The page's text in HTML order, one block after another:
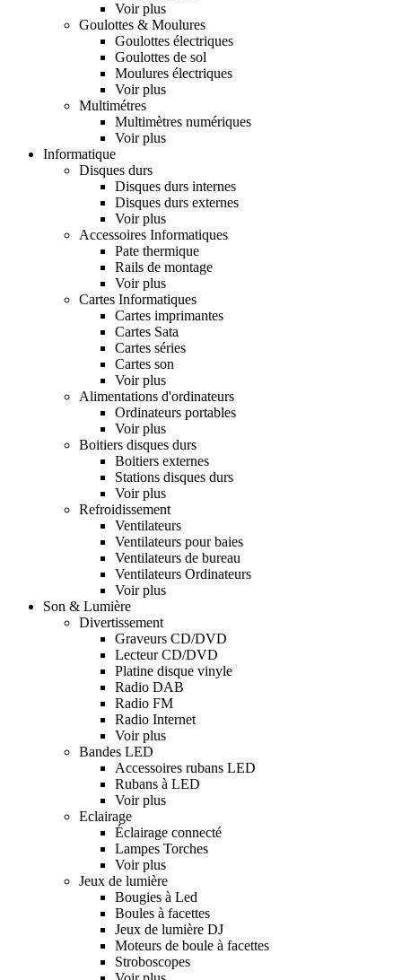
Voir plus
Goulottes & Moulures
Goulottes électriques
Goulottes de sol
Moulures électriques
Voir plus
Multimétres
Multimètres numériques
Voir plus
Informatique
Disques durs
Disques durs internes
Disques durs externes
Voir plus
Accessoires Informatiques
Pate thermique
Rails de montage
Voir plus
Cartes Informatiques
Cartes imprimantes
Cartes Sata
Cartes séries
Cartes son
Voir plus
Alimentations d'ordinateurs
Ordinateurs portables
Voir plus
Boitiers disques durs
Boitiers externes
Stations disques durs
Voir plus
Refroidissement
Ventilateurs
Ventilateurs pour baies
Ventilateurs de bureau
Ventilateurs Ordinateurs
Voir plus
Son & Lumière
Divertissement
Graveurs CD/DVD
Lecteur CD/DVD
Platine disque vinyle
Radio DAB
Radio FM
Radio Internet
Voir plus
Bandes LED
Accessoires rubans LED
Rubans à LED
Voir plus
Eclairage
Éclairage connecté
Lampes Torches
Voir plus
Jeux de lumière
Bougies à Led
Boules à facettes
Jeux de lumière DJ
Moteurs de boule à facettes
Stroboscopes